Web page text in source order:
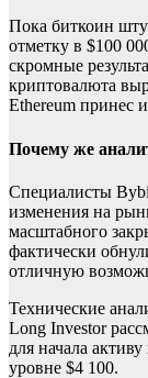
Пока биткоин
отметку в $100
скромные
криптовалюта
Ethereum принес
Почему же
Специалисты
изменения на
масштабного
фактически
отличную
Технические
Long Investor
для начала
уровне $4 100.